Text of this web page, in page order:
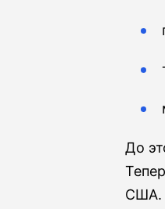
До
США.